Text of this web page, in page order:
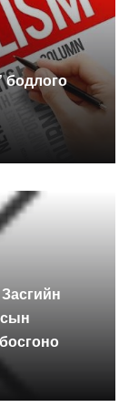
бодлого